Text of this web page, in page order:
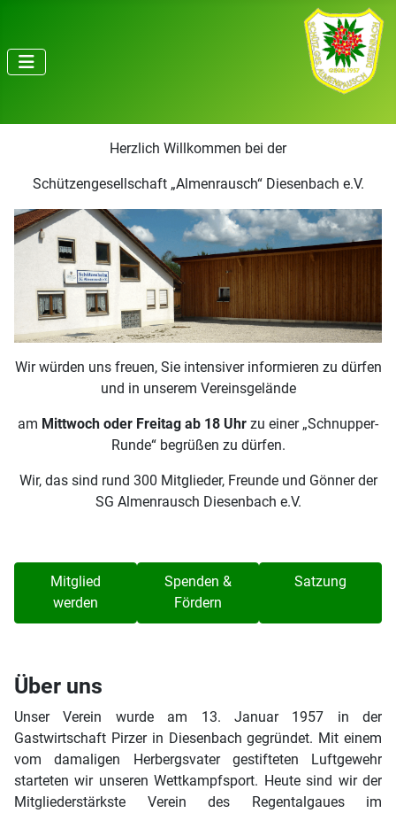
Herzlich Willkommen bei der
Schützengesellschaft „Almenrausch“ Diesenbach e.V.
Wir würden uns freuen, Sie intensiver informieren zu dürfen
und in unserem Vereinsgelände
am Mittwoch oder Freitag ab 18 Uhr zu einer „Schnupper-
Runde“ begrüßen zu dürfen.
Wir, das sind rund 300 Mitglieder, Freunde und Gönner der
SG Almenrausch Diesenbach e.V.
Mitglied
werden
Spenden &
Fördern
Satzung
Über uns
Unser Verein wurde am 13. Januar 1957 in der
Gastwirtschaft Pirzer in Diesenbach gegründet. Mit einem
vom damaligen Herbergsvater gestifteten Luftgewehr
starteten wir unseren Wettkampfsport. Heute sind wir der
Mitgliederstärkste Verein des Regentalgaues im